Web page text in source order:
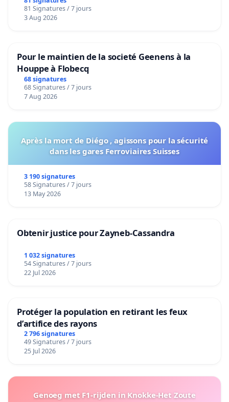
Voor
81 Signatures / 7 jours
3 Aug 2026
Pour le maintien de la societé Geenens à la
Houppe à Flobecq
68 signatures
68 Signatures / 7 jours
7 Aug 2026
Après la mort de Diégo , agissons pour la sécurité
dans les gares Ferroviaires Suisses
3 190 signatures
58 Signatures / 7 jours
13 May 2026
Obtenir justice pour Zayneb-Cassandra
1 032 signatures
54 Signatures / 7 jours
22 Jul 2026
Protéger la population en retirant les feux
d’artifice des rayons
2 796 signatures
49 Signatures / 7 jours
25 Jul 2026
Genoeg met F1-rijden in Knokke-Het Zoute